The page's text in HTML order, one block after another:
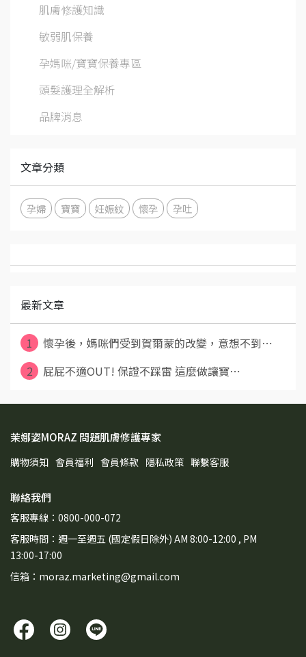
肌膚修護知識
敏弱肌保養
孕媽咪/寶寶保養專區
頭髮護理全解析
品牌消息
文章分類
孕婦 寶寶 妊娠紋 懷孕 孕吐
最新文章
1
懷孕後，媽咪們受到賀爾蒙的改變，意想不到⋯
2
屁屁不適OUT! 保證不踩雷 這麼做讓寶⋯
茉娜姿MORAZ 問題肌膚修護專家
購物須知 會員福利 會員條款 隱私政策 聯繫客服
聯絡我們
客服專線：0800-000-072
客服時間：週一至週五 (國定假日除外) AM 8:00-12:00 , PM
13:00-17:00
信箱：moraz.marketing@gmail.com